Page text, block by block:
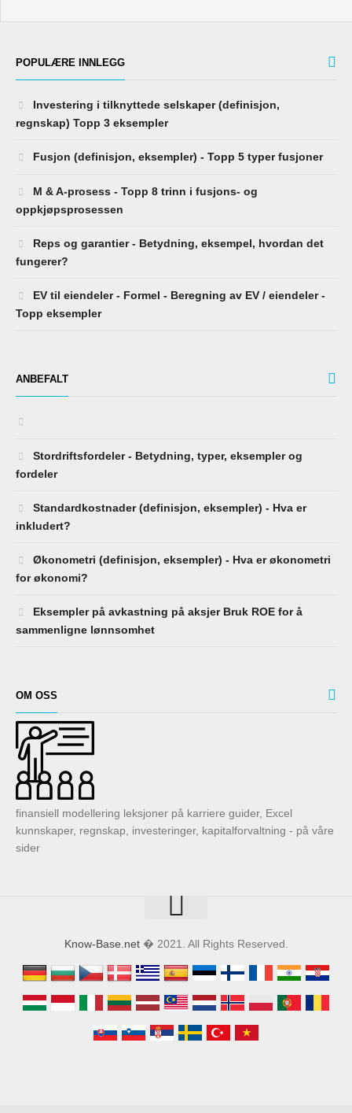
POPULÆRE INNLEGG
Investering i tilknyttede selskaper (definisjon,
regnskap) Topp 3 eksempler
Fusjon (definisjon, eksempler) - Topp 5 typer fusjoner
M & A-prosess - Topp 8 trinn i fusjons- og
oppkjøpsprosessen
Reps og garantier - Betydning, eksempel, hvordan det
fungerer?
EV til eiendeler - Formel - Beregning av EV / eiendeler -
Topp eksempler
ANBEFALT
Stordriftsfordeler - Betydning, typer, eksempler og
fordeler
Standardkostnader (definisjon, eksempler) - Hva er
inkludert?
Økonometri (definisjon, eksempler) - Hva er økonometri
for økonomi?
Eksempler på avkastning på aksjer Bruk ROE for å
sammenligne lønnsomhet
OM OSS
finansiell modellering leksjoner på karriere guider, Excel
kunnskaper, regnskap, investeringer, kapitalforvaltning - på våre
sider
Know-Base.net� 2021. All Rights Reserved.